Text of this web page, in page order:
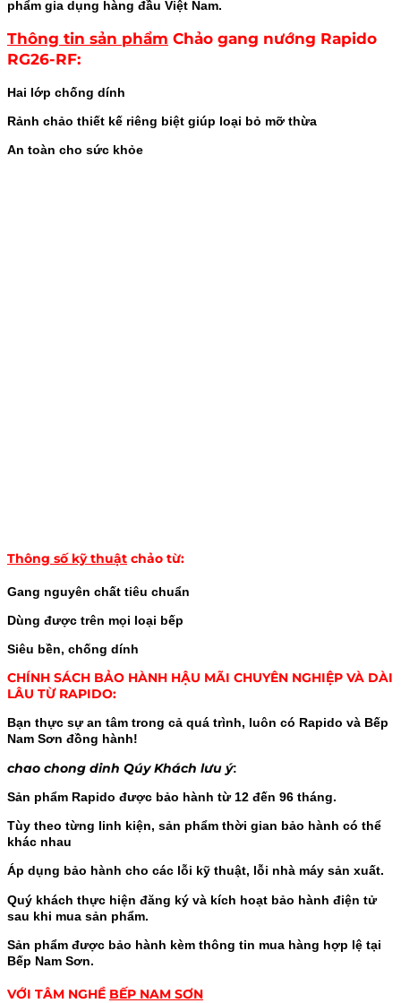
phẩm gia dụng hàng đầu Việt Nam.
Thông tin sản phẩm Chảo gang nướng Rapido
RG26-RF:
Hai lớp chống dính
Rảnh chảo thiết kế riêng biệt giúp loại bỏ mỡ thừa
An toàn cho sức khỏe
Thông số kỹ thuật chảo từ:
Gang nguyên chất tiêu chuẩn
Dùng được trên mọi loại bếp
Siêu bền, chống dính
CHÍNH SÁCH BẢO HÀNH HẬU MÃI CHUYÊN NGHIỆP VÀ DÀI
LÂU TỪ RAPIDO:
Bạn thực sự an tâm trong cả quá trình, luôn có Rapido và Bếp
Nam Sơn đồng hành!
chao chong dinh Qúy Khách lưu ý:
Sản phẩm Rapido được bảo hành từ 12 đến 96 tháng.
Tùy theo từng linh kiện, sản phẩm thời gian bảo hành có thể
khác nhau
Áp dụng bảo hành cho các lỗi kỹ thuật, lỗi nhà máy sản xuất.
Quý khách thực hiện đăng ký và kích hoạt bảo hành điện tử
sau khi mua sản phẩm.
Sản phẩm được bảo hành kèm thông tin mua hàng hợp lệ tại
Bếp Nam Sơn.
VỚI TÂM NGHỀ BẾP NAM SƠN